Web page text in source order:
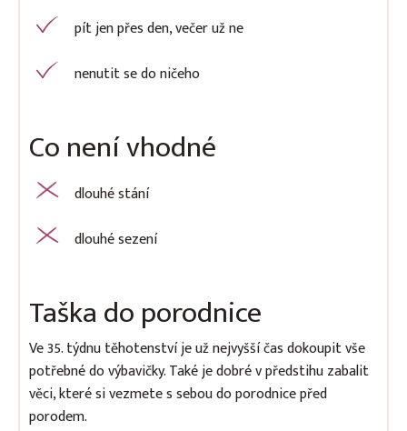
pít jen přes den, večer už ne
nenutit se do ničeho
Co není vhodné
dlouhé stání
dlouhé sezení
Taška do porodnice
Ve 35. týdnu těhotenství je už nejvyšší čas dokoupit vše
potřebné do výbavičky. Také je dobré v předstihu zabalit
věci, které si vezmete s sebou do porodnice před
porodem.